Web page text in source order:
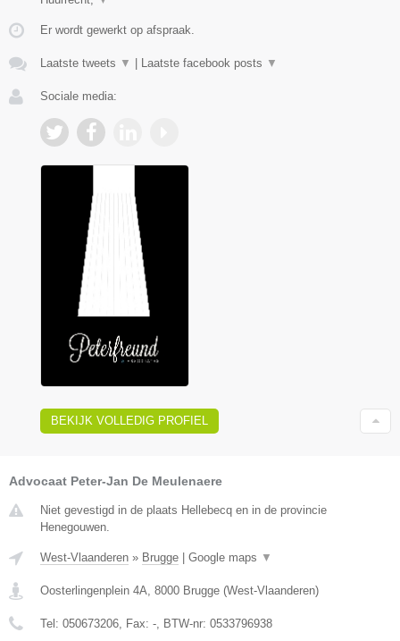
Er wordt gewerkt op afspraak.
Laatste tweets ▼ Laatste facebook posts ▼
Sociale media:
BEKIJK VOLLEDIG PROFIEL
Advocaat Peter-Jan De Meulenaere
Niet gevestigd in de plaats Hellebecq en in de provincie
Henegouwen.
West-Vlaanderen » Brugge Google maps ▼
Oosterlingenplein 4A 8000 Brugge (West-Vlaanderen)
Tel: 050673206 , Fax: - , BTW-nr: 0533796938